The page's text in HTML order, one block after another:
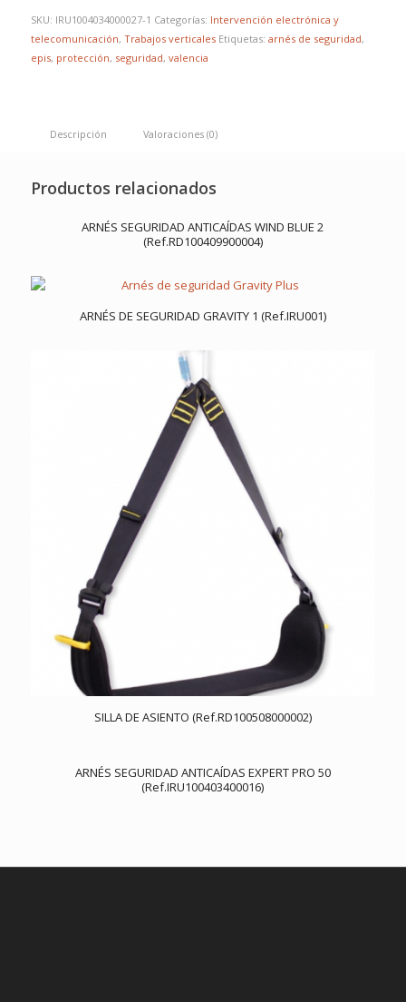
SKU: IRU1004034000027-1 Categorías: Intervención electrónica y
telecomunicación, Trabajos verticales Etiquetas: arnés de seguridad,
epis, protección, seguridad, valencia
Descripción Valoraciones (0)
Productos relacionados
ARNÉS SEGURIDAD ANTICAÍDAS WIND BLUE 2
(Ref.RD100409900004)
ARNÉS DE SEGURIDAD GRAVITY 1 (Ref.IRU001)
SILLA DE ASIENTO (Ref.RD100508000002)
ARNÉS SEGURIDAD ANTICAÍDAS EXPERT PRO 50
(Ref.IRU100403400016)